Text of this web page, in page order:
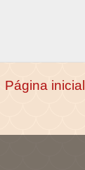
Página inicial